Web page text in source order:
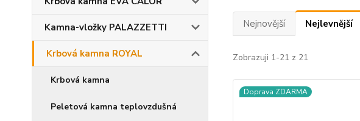
Kamna-vložky PALAZZETTI
Krbová kamna ROYAL
Krbová kamna
Peletová kamna teplovzdušná
Nejnovější Nejlevnější
Zobrazuji 1-21 z 21
Doprava ZDARMA